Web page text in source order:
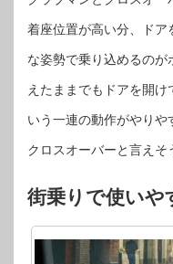
着座位置が高い分、ドア
な姿勢で乗り込めるの
えたままでもドアを開け
いう一連の動作がやり
クロスオーバーと言えそ
街乗りで使いや